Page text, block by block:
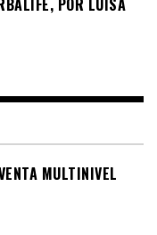
POR LUISA
MULTINIVEL